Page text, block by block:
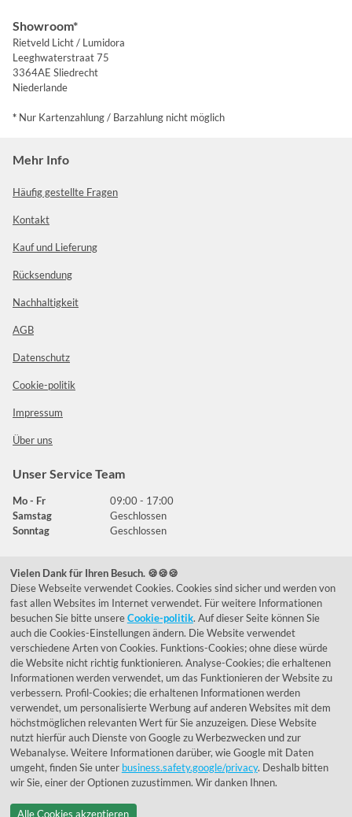
Showroom*
Rietveld Licht / Lumidora
Leeghwaterstraat 75
3364AE Sliedrecht
Niederlande
* Nur Kartenzahlung / Barzahlung nicht möglich
Mehr Info
Häufig gestellte Fragen
Kontakt
Kauf und Lieferung
Rücksendung
Nachhaltigkeit
AGB
Datenschutz
Cookie-politik
Impressum
Über uns
Unser Service Team
Mo - Fr
09:00 - 17:00
Samstag
Geschlossen
Sonntag
Geschlossen
Häufig gestellte Fragen
039292 - 678215
de@lumidora.com
FacebookInstagram
Kundenmeinungen
Exzellent - eKomi.de
Vielen Dank für Ihren Besuch. 🍪🍪🍪
Diese Webseite verwendet Cookies. Cookies sind sicher und werden von
fast allen Websites im Internet verwendet. Für weitere Informationen
besuchen Sie bitte unsereCookie-politik. Auf dieser Seite können Sie
auch die Cookies-Einstellungen ändern. Die Website verwendet
verschiedene Arten von Cookies. Funktions-Cookies; ohne diese würde
die Website nicht richtig funktionieren. Analyse-Cookies; die erhaltenen
Informationen werden verwendet, um das Funktionieren der Website zu
verbessern. Profil-Cookies; die erhaltenen Informationen werden
verwendet, um personalisierte Werbung auf anderen Websites mit dem
höchstmöglichen relevanten Wert für Sie anzuzeigen. Diese Website
nutzt hierfür auch Dienste von Google zu Werbezwecken und zur
Webanalyse. Weitere Informationen darüber, wie Google mit Daten
umgeht, finden Sie unter business.safety.google/privacy. Deshalb bitten
wir Sie, einer der Optionen zuzustimmen. Wir danken Ihnen.
Alle Cookies akzeptieren